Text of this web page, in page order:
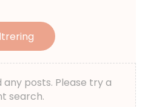
posts. Please try a
search.